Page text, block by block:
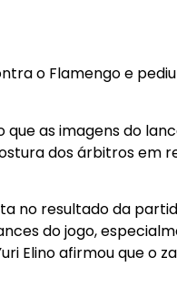
o Flamengo e
as imagens do
dos árbitros em
no resultado da
do jogo,
Elino afirmou que o